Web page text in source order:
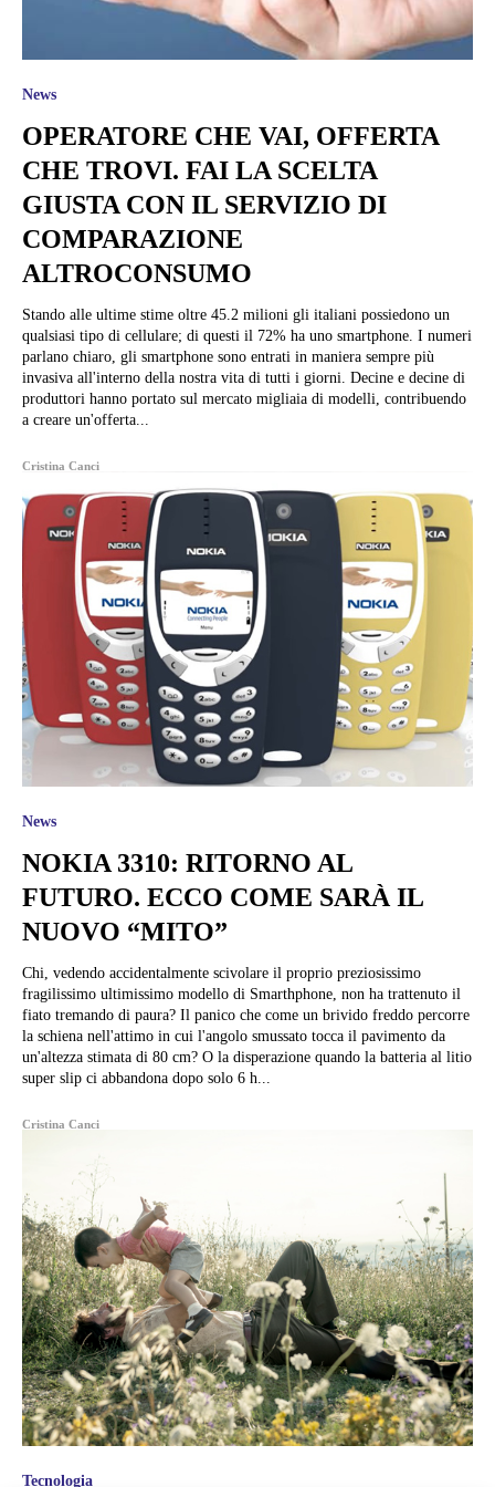
News
OPERATORE CHE VAI, OFFERTA
CHE TROVI. FAI LA SCELTA
GIUSTA CON IL SERVIZIO DI
COMPARAZIONE
ALTROCONSUMO
Stando alle ultime stime oltre 45.2 milioni gli italiani possiedono un
qualsiasi tipo di cellulare; di questi il 72% ha uno smartphone. I numeri
parlano chiaro, gli smartphone sono entrati in maniera sempre più
invasiva all'interno della nostra vita di tutti i giorni. Decine e decine di
produttori hanno portato sul mercato migliaia di modelli, contribuendo
a creare un'offerta...
Cristina Canci
News
NOKIA 3310: RITORNO AL
FUTURO. ECCO COME SARÀ IL
NUOVO “MITO”
Chi, vedendo accidentalmente scivolare il proprio preziosissimo
fragilissimo ultimissimo modello di Smarthphone, non ha trattenuto il
fiato tremando di paura? Il panico che come un brivido freddo percorre
la schiena nell'attimo in cui l'angolo smussato tocca il pavimento da
un'altezza stimata di 80 cm? O la disperazione quando la batteria al litio
super slip ci abbandona dopo solo 6 h...
Cristina Canci
Tecnologia